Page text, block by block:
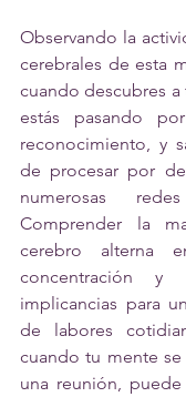
Observando la
cerebrales de esta
cuando descubres a
estás pasando
reconocimiento, y
de procesar por
numerosas
Comprender la
cerebro alterna
concentración y
implicancias para
de labores
cuando tu mente
una reunión,